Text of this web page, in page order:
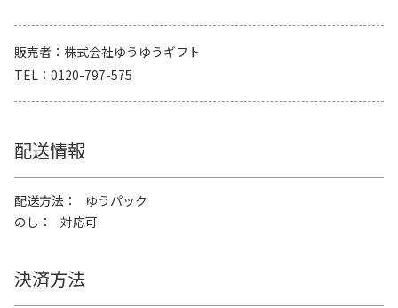
販売者
株式会社ゆうゆうギフト
TEL
0120-797-575
配送情報
配送方法
ゆうパック
のし
対応可
決済方法